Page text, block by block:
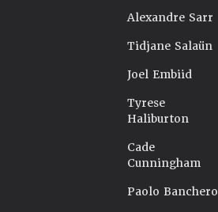
Alexandre Sarr
Tidjane Salaün
Joel Embiid
Tyrese
Haliburton
Cade
Cunningham
Paolo Banchero